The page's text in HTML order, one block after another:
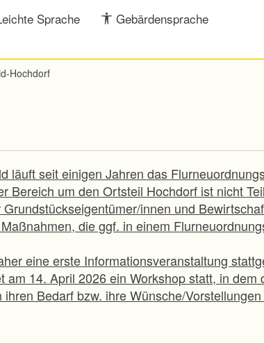
Sprache Gebärdensprache
Hochdorf
läuft seit einigen Jahren das
Bereich um den Ortsteil Hochdorf ist nicht
innen und
die ggf. in einem
eine erste Informationsveranstaltung
am 14. April 2026 ein Workshop statt, in
Bedarf bzw. ihre Wünsche/